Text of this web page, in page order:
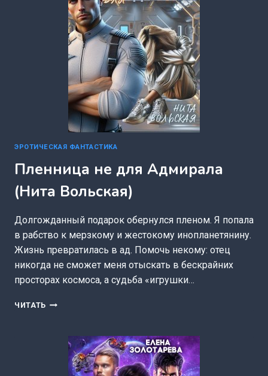
ЭРОТИЧЕСКАЯ ФАНТАСТИКА
Пленница не для Адмирала
(Нита Вольская)
Долгожданный подарок обернулся пленом. Я попала
в рабство к мерзкому и жестокому инопланетянину.
Жизнь превратилась в ад. Помочь некому: отец
никогда не сможет меня отыскать в бескрайних
просторах космоса, а судьба «игрушки…
ЧИТАТЬ ПЛЕННИЦА
АДМИРАЛА
(НИТА
ВОЛЬСКАЯ)